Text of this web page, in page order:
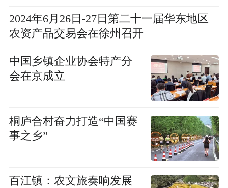
2024年6月26日-27日第二十一届华东地区
农资产品交易会在徐州召开
中国乡镇企业协会特产分
会在京成立
桐庐合村奋力打造“中国赛
事之乡”
百江镇：农文旅奏响发展